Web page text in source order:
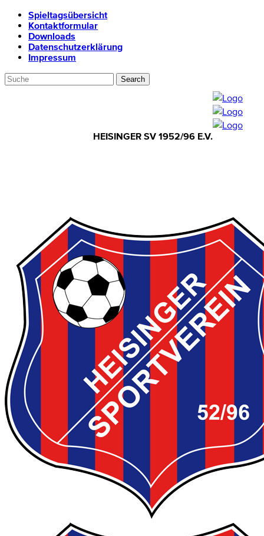
Spieltagsübersicht
Kontaktformular
Downloads
Datenschutzerklärung
Impressum
HEISINGER SV 1952/96 E.V.